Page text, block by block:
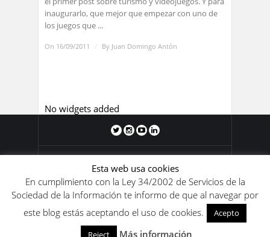
inaugurarlo, que mejor que empezar con uno de
los juegos que ...
On 16/09/2011 / By Juan Domingo Antón
No widgets added
Blog de Juan Domingo Antón 2011-
2020. Los contenidos de este blog se
encuentran bajo unalicencia de Creative
Commons Reconocimiento-
NoComercial-SinObraDerivada 4.0
Internacional.
Esta web usa cookies
En cumplimiento con la Ley 34/2002 de Servicios de la
Sociedad de la Información te informo de que al navegar por
este blog estás aceptando el uso de cookies.
Acepto
Reject
Más información